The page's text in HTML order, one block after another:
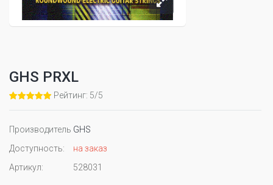
GHS PRXL
Рейтинг: 5/5
Производитель GHS
Доступность:
на заказ
Артикул:
528031